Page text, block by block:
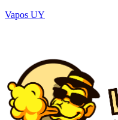
Vapos UY